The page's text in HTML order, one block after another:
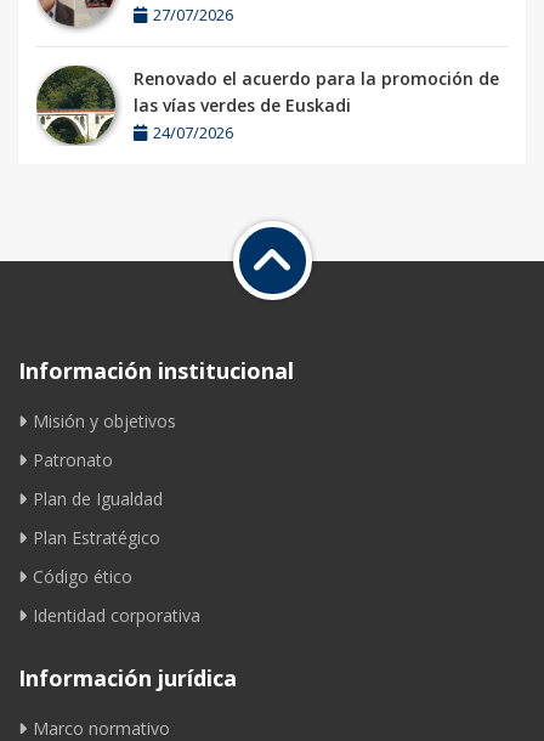
27/07/2026
Renovado el acuerdo para la promoción de
las vías verdes de Euskadi
24/07/2026
Información institucional
Misión y objetivos
Patronato
Plan de Igualdad
Plan Estratégico
Código ético
Identidad corporativa
Información jurídica
Marco normativo